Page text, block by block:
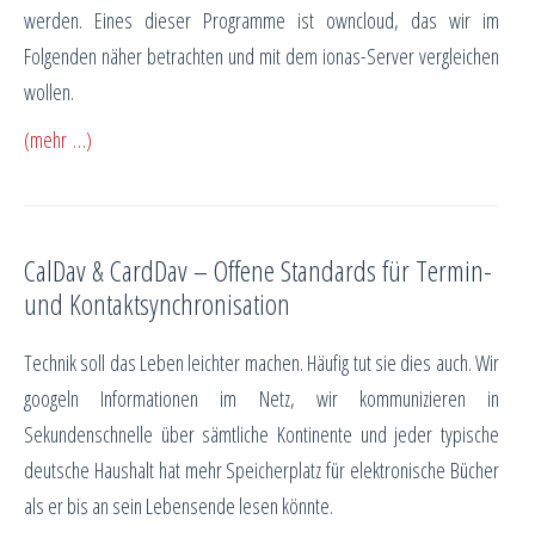
werden. Eines dieser Programme ist owncloud, das wir im
Folgenden näher betrachten und mit dem ionas-Server vergleichen
wollen.
(mehr …)
CalDav & CardDav – Offene Standards für Termin-
und Kontaktsynchronisation
Technik soll das Leben leichter machen. Häufig tut sie dies auch. Wir
googeln Informationen im Netz, wir kommunizieren in
Sekundenschnelle über sämtliche Kontinente und jeder typische
deutsche Haushalt hat mehr Speicherplatz für elektronische Bücher
als er bis an sein Lebensende lesen könnte.